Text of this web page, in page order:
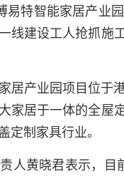
易特智能家居产业
线建设工人抢抓
居产业园项目位于
家居于一体的全
定制家具行业。
人黄晓君表示，